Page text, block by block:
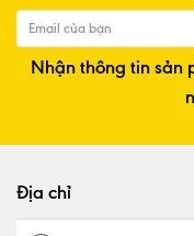
Nhận thông tin sản
Địa chỉ